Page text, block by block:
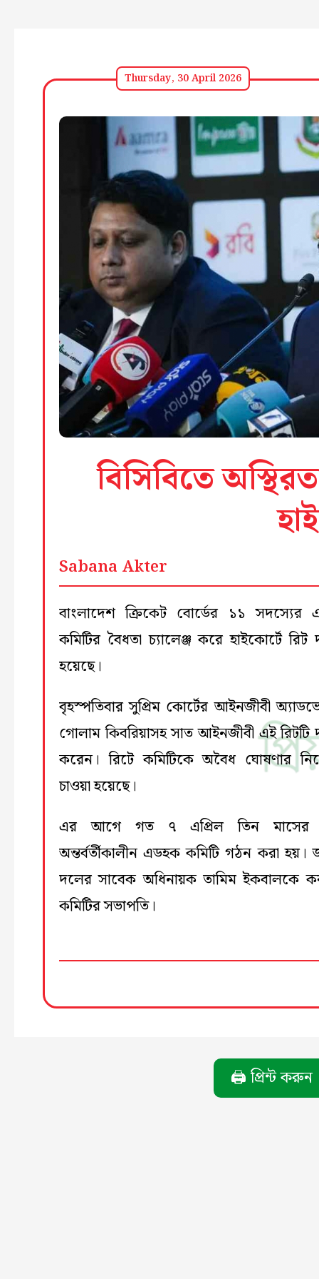
Thursday, 30 April 2026
বিসিবিতে
Sabana Akter
বাংলাদেশ ক্রিকেট বোর্ডের ১১ সদস্যের
কমিটির বৈধতা চ্যালেঞ্জ করে হাইকোর্টে রিট
হয়েছে।
বৃহস্পতিবার সুপ্রিম কোর্টের আইনজীবী
গোলাম কিবরিয়াসহ সাত আইনজীবী এই রিটটি
করেন। রিটে কমিটিকে অবৈধ ঘোষণার
চাওয়া হয়েছে।
এর আগে গত ৭ এপ্রিল তিন মাসের
অন্তর্বর্তীকালীন এডহক কমিটি গঠন করা হয়।
দলের সাবেক অধিনায়ক তামিম ইকবালকে
কমিটির সভাপতি।
🖨️ প্রিন্ট করুন